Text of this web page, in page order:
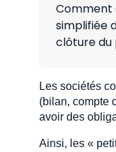
Comment
simplifiée
clôture du
Les sociétés
(bilan, compte
avoir des
Ainsi, les «